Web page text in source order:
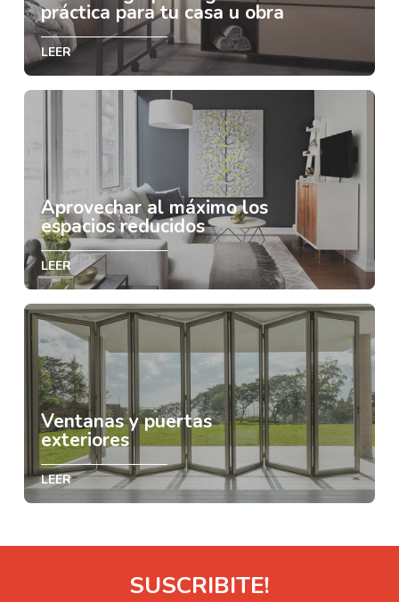
práctica para tu casa u obra
LEER
Aprovechar al máximo los
espacios reducidos
LEER
Ventanas y puertas
exteriores
LEER
SUSCRIBITE!